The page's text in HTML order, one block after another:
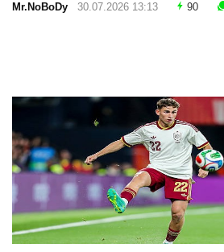
Mr.NoBoDy 30.07.2026 13:13 90